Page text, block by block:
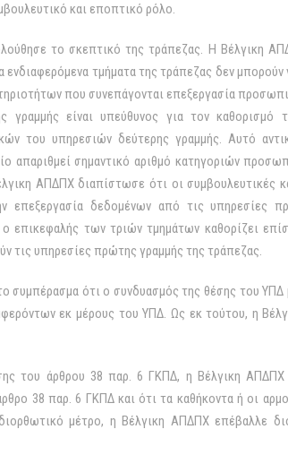
και εποπτικό ρόλο.
το σκεπτικό της τράπεζας. Η Βέλγικη
ενδιαφερόμενα τμήματα της τράπεζας δεν
που συνεπάγονται επεξεργασία
γραμμής είναι υπεύθυνος για τον
του υπηρεσιών δεύτερης γραμμής. Αυτό
απαριθμεί σημαντικό αριθμό κατηγοριών
ΑΠΔΠΧ διαπίστωσε ότι οι συμβουλευτικές
επεξεργασία δεδομένων από τις υπηρεσίες
επικεφαλής των τριών τμημάτων καθορίζει
τις υπηρεσίες πρώτης γραμμής της τράπεζας.
ότι ο συνδυασμός της θέσης του ΥΠΔ
εκ μέρους του ΥΠΔ. Ως εκ τούτου, η
του άρθρου 38 παρ. 6 ΓΚΠΔ, η Βέλγικη
38 παρ. 6 ΓΚΠΔ και ότι τα καθήκοντα ή οι
μέτρο, η Βέλγικη ΑΠΔΠΧ επέβαλλε